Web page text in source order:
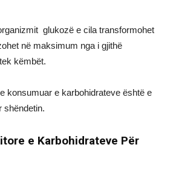
glukozë e cila transformohet
në maksimum nga i gjithë
këmbët.
konsumuar e karbohidrateve është e
shëndetin.
e Karbohidrateve Për